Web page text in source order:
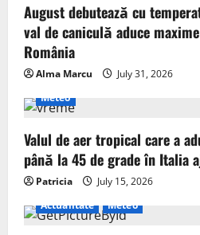
August debutează cu
val de caniculă aduce
România
Alma Marcu
July 31, 2026
Meteo
Valul de aer tropical care a
până la 45 de grade în Italia
Patricia
July 15, 2026
Actualitate
Meteo